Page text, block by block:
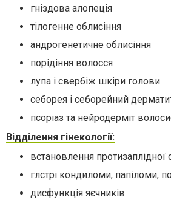
гніздова алопеція
тілогенне облисіння
андрогенетичне облисіння
порідіння волосся
лупа і свербіж шкіри голови
себорея і себорейний
псоріаз та нейродерміт
Відділення гінекології:
встановлення протизаплідної
глстрі кондиломи, папіломи,
дисфункція яєчників